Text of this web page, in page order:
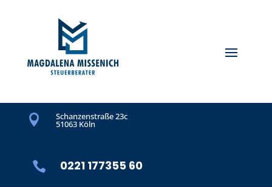
 Schanzenstraße 23c
51063 Köln
 0221 177355 60